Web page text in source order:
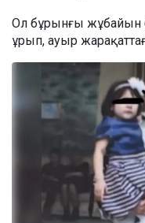
Ол бұрынғы жұбайын
ұрып, ауыр